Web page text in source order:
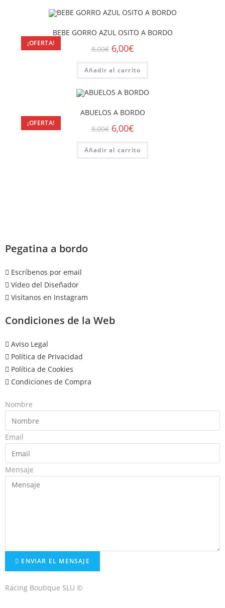
¡OFERTA!
BEBE GORRO AZUL OSITO A BORDO
8,00€ 6,00€
Añadir al carrito
¡OFERTA!
ABUELOS A BORDO
8,00€ 6,00€
Añadir al carrito
Pegatina a bordo
Escríbenos por email
Vídeo del Diseñador
Visítanos en Instagram
Condiciones de la Web
Aviso Legal
Política de Privacidad
Política de Cookies
Condiciones de Compra
Nombre
Email
Mensaje
ENVIAR EL MENSAJE
Racing Boutique SLU ©